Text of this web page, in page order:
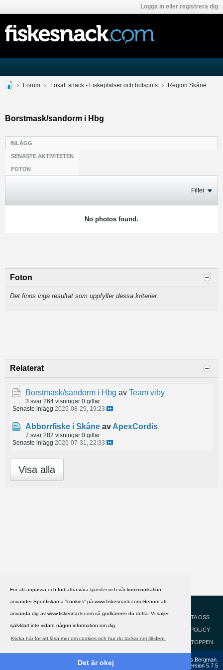
För att anpassa och förbättra våra tjänster och vår kommunikation
använder Sportfiskarna ”cookies” på www.fiskesnack.com.Genom att
använda dig av www.fiskesnack.com så godkänner du detta. Vi säljer
självklart inte vidare någon information om dig.
Klicka här för att läsa mer om cookies och hur du tackar nej till dem.
Det är okej
Logga in eller registrera dig
Forum Lokalt snack - Fiskeplatser och hotspots Region Skåne
Borstmask/sandorm i Hbg
INLÄGG
SENASTE AKTIVITETEN
FOTON
Filter
No photos found.
Foton
Det finns inga resultat som uppfyller dessa kriterier.
Relaterat
Borstmask/sandorm i Hbg av Team viby
3 svar 264 visningar 0 gillar
Senaste inlägg 2025-08-29, 19:23
Abborrfiske i Skåne av ApexCordis
7 svar 282 visningar 0 gillar
Senaste inlägg 2026-07-31, 22:33
Visa alla
HJÄLP
KONTAKTA OSS
COOKIEPOLICY
GÅ TILL TOPPEN
Copyright ©2002 - 2021, FiskeSnack.com. Grundad 2002 av Anders Bergman.
Version 5.7.5